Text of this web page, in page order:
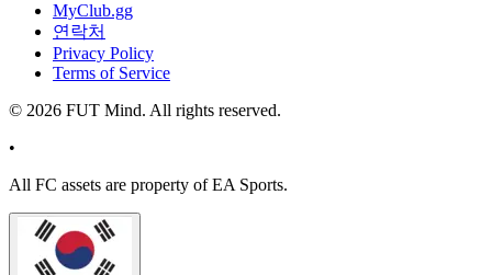
MyClub.gg
연락처
Privacy Policy
Terms of Service
© 2026 FUT Mind. All rights reserved.
•
All FC assets are property of EA Sports.